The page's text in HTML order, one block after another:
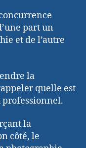
part un
et de l’autre
la
quelle est
la
côté, le